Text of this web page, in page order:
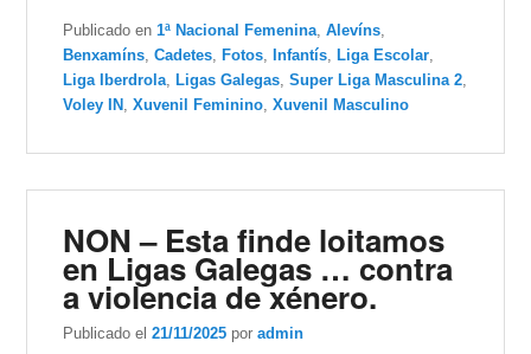
Publicado en 1ª Nacional Femenina,Alevíns,
Benxamíns,Cadetes, Fotos, Infantís, Liga Escolar,
Liga Iberdrola, Ligas Galegas,Super Liga Masculina 2,
Voley IN ,Xuvenil Feminino,Xuvenil Masculino
NON – Esta finde loitamos
en Ligas Galegas … contra
a violencia de xénero.
Publicado el21/11/2025 poradmin